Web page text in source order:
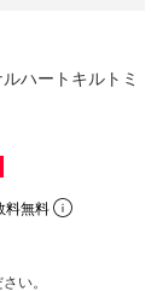
ハートキルトミ
料無料
い。